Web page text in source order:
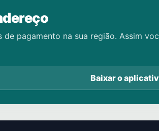
pagamento na sua região. Assim
Baixar o